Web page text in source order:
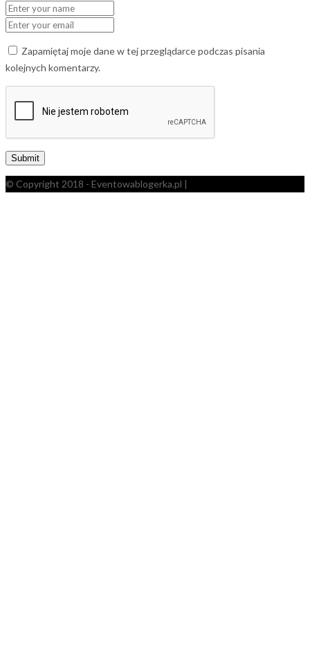
Zapamiętaj moje dane w tej przeglądarce podczas pisania
kolejnych komentarzy.
© Copyright 2018 - Eventowablogerka.pl |